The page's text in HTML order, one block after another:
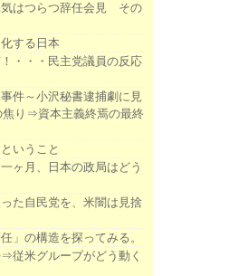
気はつらつ辞任会見 その
する日本
・・・民主党議員の反応
件～小沢秘書逮捕劇に見
焦り⇒資本主義終焉の最終
いうこと
ヶ月、日本の政局はどう
た自民党を、米闇は見捨
」の構造を探ってみる。
従米グループがどう動く